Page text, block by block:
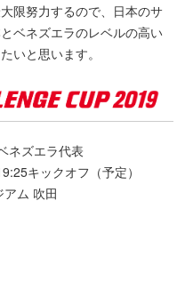
限努力するので、日本のサ
ベネズエラのレベルの高い
いと思います。
ネズエラ代表
キックオフ（予定）
ム 吹田